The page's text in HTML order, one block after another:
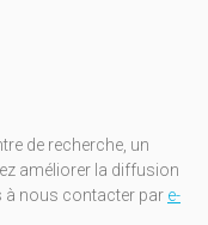
de recherche, un
améliorer la diffusion
à nous contacter par e-